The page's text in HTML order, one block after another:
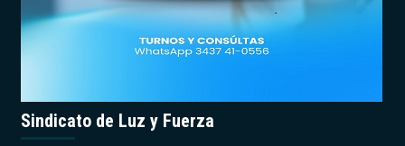
Sindicato de Luz y Fuerza